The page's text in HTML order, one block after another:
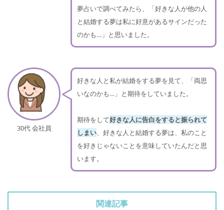
夢占いで調べてみたら、「好きな人が他の人
と結婚する夢は私に好意があるサインだった
のかも…」と思いました。
30代 会社員
好きな人と私が結婚をする夢を見て、「両思
いなのかも…」と期待をしていました。
期待をして好きな人に告白をすると振られて
しまい、好きな人と結婚する夢は、私のこと
を好きじゃないことを意味していたんだと思
います。
関連記事